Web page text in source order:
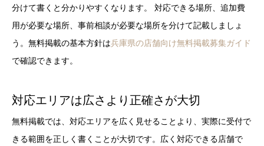
分けて書くと分かりやすくなります。 対応できる場所、追加費
用が必要な場所、事前相談が必要な場所を分けて記載しましょ
う。無料掲載の基本方針は兵庫県の店舗向け無料掲載募集ガイド
で確認できます。
対応エリアは広さより正確さが大切
無料掲載では、対応エリアを広く見せることより、実際に受付で
きる範囲を正しく書くことが大切です。広く対応できる店舗で